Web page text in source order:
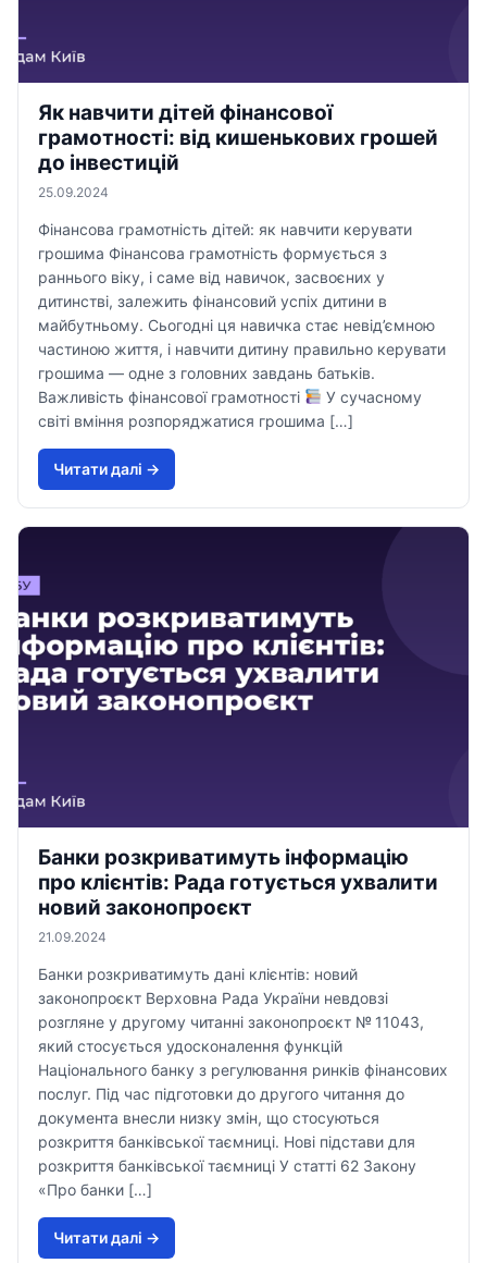
Як навчити дітей фінансової
грамотності: від кишенькових грошей
до інвестицій
25.09.2024
Фінансова грамотність дітей: як навчити керувати
грошима Фінансова грамотність формується з
раннього віку, і саме від навичок, засвоєних у
дитинстві, залежить фінансовий успіх дитини в
майбутньому. Сьогодні ця навичка стає невід’ємною
частиною життя, і навчити дитину правильно керувати
грошима — одне з головних завдань батьків.
Важливість фінансової грамотності
У сучасному
світі вміння розпоряджатися грошима […]
Читати далi →
Банки розкриватимуть інформацію
про клієнтів: Рада готується ухвалити
новий законопроєкт
21.09.2024
Банки розкриватимуть дані клієнтів: новий
законопроєкт Верховна Рада України невдовзі
розгляне у другому читанні законопроєкт № 11043,
який стосується удосконалення функцій
Національного банку з регулювання ринків фінансових
послуг. Під час підготовки до другого читання до
документа внесли низку змін, що стосуються
розкриття банківської таємниці. Нові підстави для
розкриття банківської таємниці У статті 62 Закону
«Про банки […]
Читати далi →